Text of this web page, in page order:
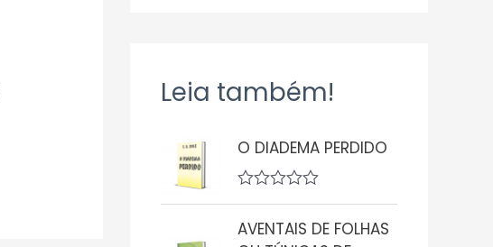
Leia também!
O DIADEMA PERDIDO
A
a
AVENTAIS DE FOLHAS